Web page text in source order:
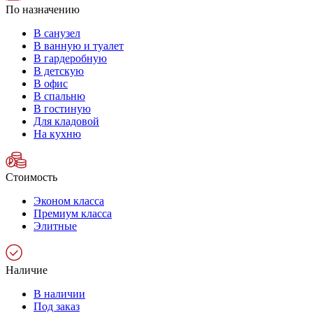
По назначению
В санузел
В ванную и туалет
В гардеробную
В детскую
В офис
В спальню
В гостиную
Для кладовой
На кухню
Стоимость
Эконом класса
Премиум класса
Элитные
Наличие
В наличии
Под заказ